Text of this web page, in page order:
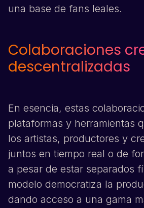
una base de fans leales.
Colaboraciones
descentralizadas
En esencia, estas
plataformas y herramientas
los artistas, productores y
juntos en tiempo real o de
a pesar de estar separados
modelo democratiza la
dando acceso a una gama